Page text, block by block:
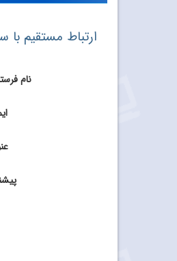
ارتباط مستقیم با
نام